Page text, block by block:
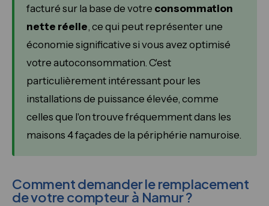
facturé sur la base de votre consommation
nette réelle, ce qui peut représenter une
économie significative si vous avez optimisé
votre autoconsommation. C'est
particulièrement intéressant pour les
installations de puissance élevée, comme
celles que l'on trouve fréquemment dans les
maisons 4 façades de la périphérie namuroise.
Comment demander le remplacement
de votre compteur à Namur ?